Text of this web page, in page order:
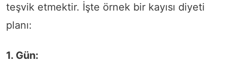
teşvik etmektir. İşte örnek bir kayısı diyeti
planı:
1. Gün: